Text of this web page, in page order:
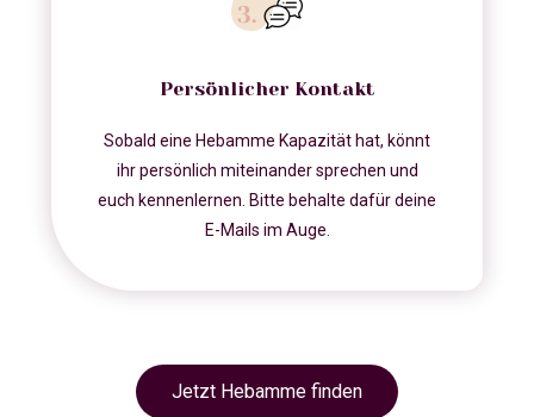
Persönlicher Kontakt
Sobald eine Hebamme Kapazität hat, könnt
ihr persönlich miteinander sprechen und
euch kennenlernen. Bitte behalte dafür deine
E-Mails im Auge.
Jetzt Hebamme finden